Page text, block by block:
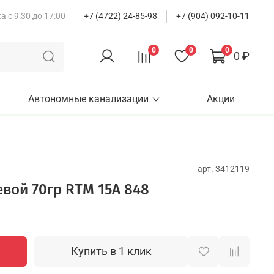
с 9:30 до 17:00 +7 (4722) 24-85-98 +7 (904) 092-10-11
0 0 0 0 ₽
Автономные канализации Акции
арт. 3412119
70гр RTM 15А 848
Купить в 1 клик